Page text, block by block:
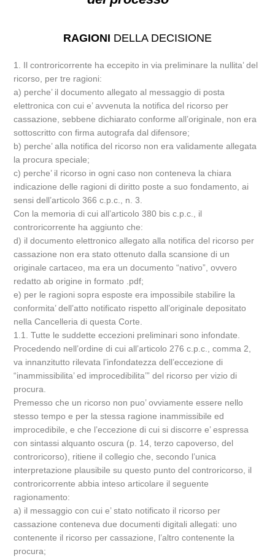
RAGIONI DELLA DECISIONE
1. Il controricorrente ha eccepito in via preliminare la nullita’ del
ricorso, per tre ragioni:
a) perche’ il documento allegato al messaggio di posta
elettronica con cui e’ avvenuta la notifica del ricorso per
cassazione, sebbene dichiarato conforme all’originale, non era
sottoscritto con firma autografa dal difensore;
b) perche’ alla notifica del ricorso non era validamente allegata
la procura speciale;
c) perche’ il ricorso in ogni caso non conteneva la chiara
indicazione delle ragioni di diritto poste a suo fondamento, ai
sensi dell’articolo 366 c.p.c., n. 3.
Con la memoria di cui all’articolo 380 bis c.p.c., il
controricorrente ha aggiunto che:
d) il documento elettronico allegato alla notifica del ricorso per
cassazione non era stato ottenuto dalla scansione di un
originale cartaceo, ma era un documento “nativo”, ovvero
redatto ab origine in formato .pdf;
e) per le ragioni sopra esposte era impossibile stabilire la
conformita’ dell’atto notificato rispetto all’originale depositato
nella Cancelleria di questa Corte.
1.1. Tutte le suddette eccezioni preliminari sono infondate.
Procedendo nell’ordine di cui all’articolo 276 c.p.c., comma 2,
va innanzitutto rilevata l’infondatezza dell’eccezione di
“inammissibilita’ ed improcedibilita’” del ricorso per vizio di
procura.
Premesso che un ricorso non puo’ ovviamente essere nello
stesso tempo e per la stessa ragione inammissibile ed
improcedibile, e che l’eccezione di cui si discorre e’ espressa
con sintassi alquanto oscura (p. 14, terzo capoverso, del
controricorso), ritiene il collegio che, secondo l’unica
interpretazione plausibile su questo punto del controricorso, il
controricorrente abbia inteso articolare il seguente
ragionamento:
a) il messaggio con cui e’ stato notificato il ricorso per
cassazione conteneva due documenti digitali allegati: uno
contenente il ricorso per cassazione, l’altro contenente la
procura;